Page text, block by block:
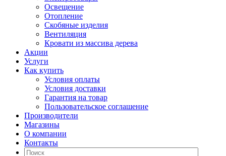
Освещение
Отопление
Скобяные изделия
Вентиляция
Кровати из массива дерева
Акции
Услуги
Как купить
Условия оплаты
Условия доставки
Гарантия на товар
Пользовательское соглашение
Производители
Магазины
О компании
Контакты